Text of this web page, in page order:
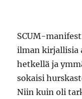
SCUM-
ilman kirjallisia
hetkellä ja
sokaisi
Niin kuin oli